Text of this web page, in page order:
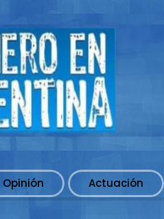
Opinión Actuación